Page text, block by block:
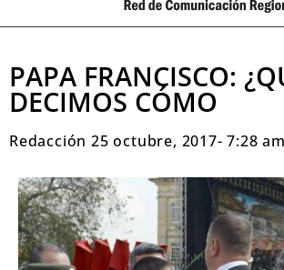
PAPA FRANCISCO:
DECIMOS CÓMO
Redacción 25 octubre, 2017- 7:28